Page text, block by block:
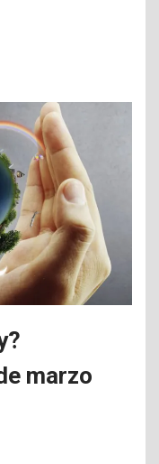
marzo